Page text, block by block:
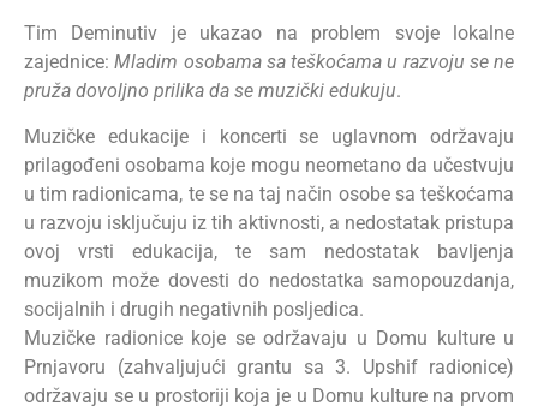
Tim Deminutiv je ukazao na problem svoje lokalne
zajednice:Mladim osobama sa teškoćama u razvoju se ne
pruža dovoljno prilika da se muzički edukuju.
Muzičke edukacije i koncerti se uglavnom održavaju
prilagođeni osobama koje mogu neometano da učestvuju
u tim radionicama, te se na taj način osobe sa teškoćama
u razvoju isključuju iz tih aktivnosti, a nedostatak pristupa
ovoj vrsti edukacija, te sam nedostatak bavljenja
muzikom može dovesti do nedostatka samopouzdanja,
socijalnih i drugih negativnih posljedica.
Muzičke radionice koje se održavaju u Domu kulture u
Prnjavoru (zahvaljujući grantu sa 3. Upshif radionice)
održavaju se u prostoriji koja je u Domu kulture na prvom